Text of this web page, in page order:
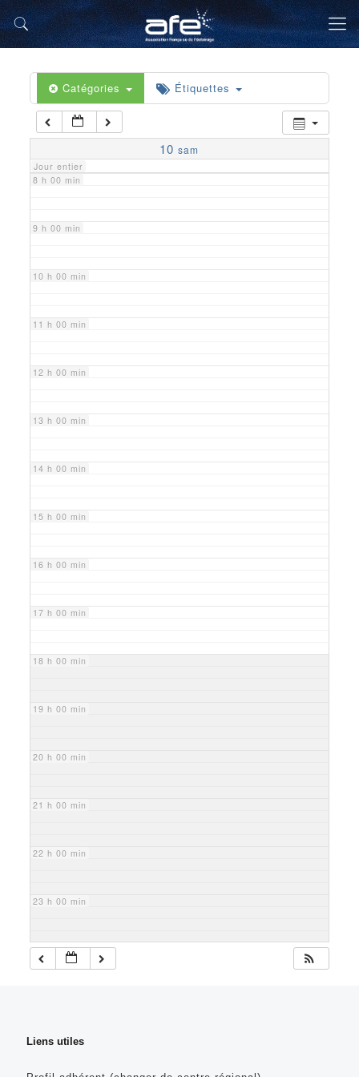
Catégories Étiquettes
10 sam
Jour entier
5 h 00 min
6 h 00 min
7 h 00 min
8 h 00 min
9 h 00 min
10 h 00 min
11 h 00 min
12 h 00 min
13 h 00 min
14 h 00 min
15 h 00 min
16 h 00 min
17 h 00 min
18 h 00 min
19 h 00 min
20 h 00 min
21 h 00 min
22 h 00 min
23 h 00 min
Liens utiles